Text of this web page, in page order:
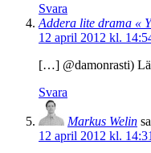
Svara
Addera lite drama «
12 april 2012 kl.
[…] @damonrasti)
Svara
Markus Welin
12 april 2012 kl. 14:31